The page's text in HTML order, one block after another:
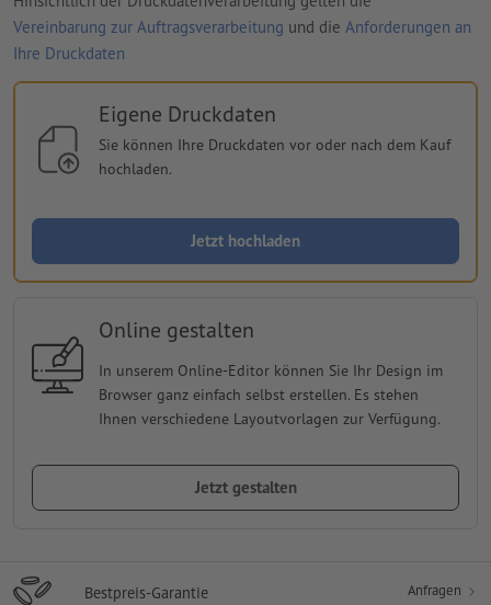
Vereinbarung zur Auftragsverarbeitung und die Anforderungen an
Ihre Druckdaten
Eigene Druckdaten
Sie können Ihre Druckdaten vor oder nach dem Kauf
hochladen.
Jetzt hochladen
Online gestalten
In unserem Online-Editor können Sie Ihr Design im
Browser ganz einfach selbst erstellen. Es stehen
Ihnen verschiedene Layoutvorlagen zur Verfügung.
Jetzt gestalten
Bestpreis-Garantie Anfragen